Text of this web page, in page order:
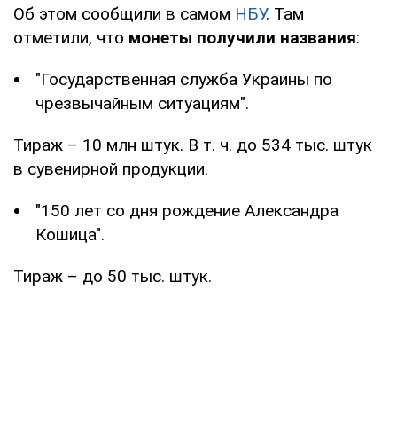
Об этом сообщили в самом НБУ. Там
отметили, что монеты получили названия:
"Государственная служба Украины по
чрезвычайным ситуациям".
Тираж – 10 млн штук. В т. ч. до 534 тыс. штук
в сувенирной продукции.
"150 лет со дня рождение Александра
Кошица".
Тираж – до 50 тыс. штук.